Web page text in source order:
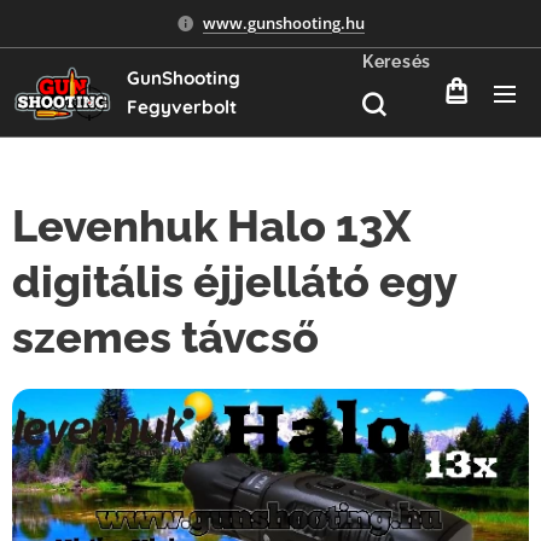
www.gunshooting.hu
GunShooting
Fegyverbolt
Keresés
Levenhuk Halo 13X
digitális éjjellátó egy
szemes távcső